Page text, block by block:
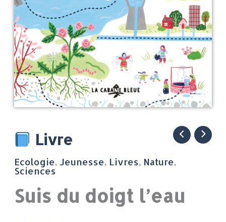
Livre
Ecologie,Jeunesse, Livres, Nature,
Sciences
Suis du doigt l’eau
quantité
de
Suis
doigt